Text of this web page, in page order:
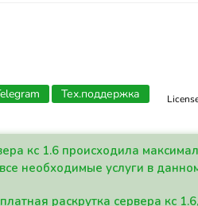
Тех.поддержка
кс 1.6 происходила
необходимые услуги в
раскрутка сервера кс